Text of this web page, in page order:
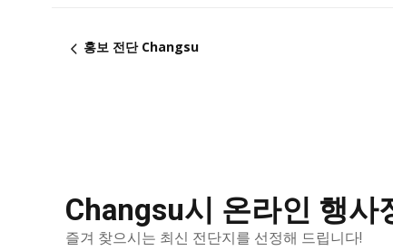
홍보 전단 Changsu
Changsu시 온라인 행사
즐겨 찾으시는 최신 전단지를 선정해 드립니다!